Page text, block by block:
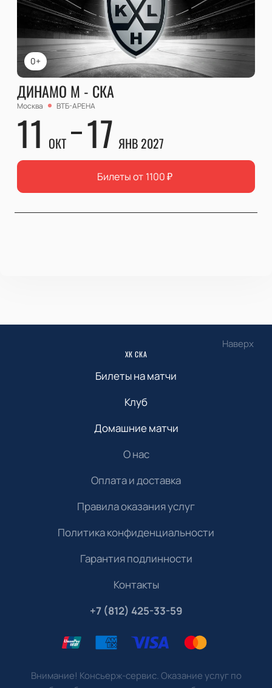
0+
ДИНАМО М - СКА
Москва ВТБ-АРЕНА
11 ОКТ 17 ЯНВ 2027
Билеты от 1100₽
Наверх
ХК СКА
Билеты на матчи
Клуб
Домашние матчи
О нас
Оплата и доставка
Правила оказания услуг
Политика конфиденциальности
Гарантия подлинности
Контакты
+7 (812) 425-33-59
Внимание! Консьерж-сервис. Оказание услуг по